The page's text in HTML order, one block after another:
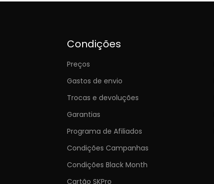
Condições
Preços
Gastos de envio
Trocas e devoluções
Garantias
Programa de Afiliados
Condições Campanhas
Condições Black Month
Cartão SKPro